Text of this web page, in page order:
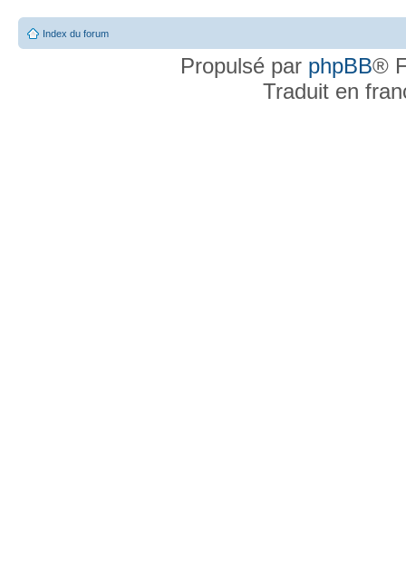
Index du forum
Propulsé par phpBB®
Traduit en